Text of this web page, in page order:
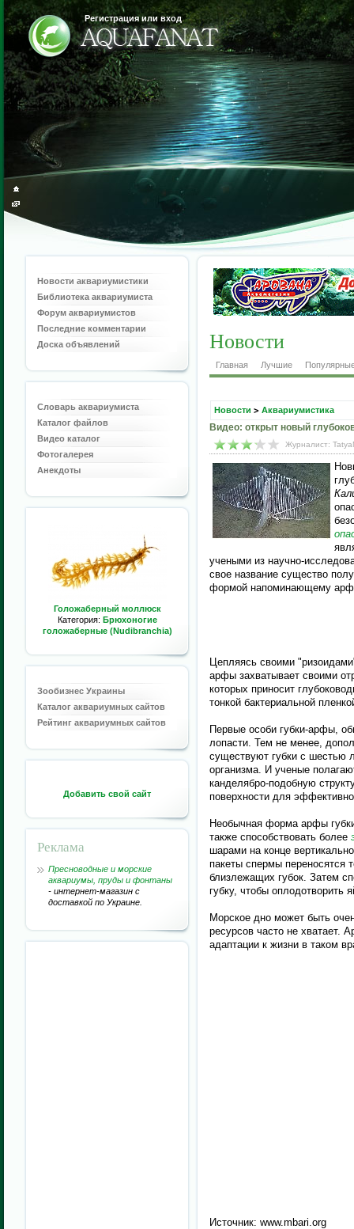
Регистрация или вход
Новости аквариумистики
Библиотека аквариумиста
Форум аквариумистов
Последние комментарии
Доска объявлений
Словарь аквариумиста
Каталог файлов
Видео каталог
Фотогалерея
Анекдоты
Голожаберный моллюск
Категория: Брюхоногие
голожаберные (Nudibranchia)
Зообизнес Украины
Каталог аквариумных сайтов
Рейтинг аквариумных сайтов
Добавить свой сайт
Реклама
Пресноводные и морские
аквариумы, пруды и фонтаны
- интернет-магазин с
доставкой по Украине.
Новости
Главная Лучшие
Новости > Аквариумистика
Видео: открыт новый
Журналист:
учеными из научно-
свое название существо
формой напоминающему
Цепляясь своими
арфы захватывает своими
которых приносит
тонкой бактериальной
Первые особи губки-арфы,
лопасти. Тем не менее,
существуют губки с шестью
организма. И ученые
канделябро-подобную
поверхности для
Необычная форма арфы
также способствовать более
шарами на конце
пакеты спермы переносятся
близлежащих губок. Затем
губку, чтобы оплодотворить
Морское дно может быть
ресурсов часто не хватает.
адаптации к жизни в таком
Источник: www.mbari.org